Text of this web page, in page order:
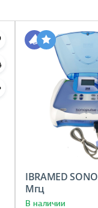
IBRAMED
Мгц
В наличии